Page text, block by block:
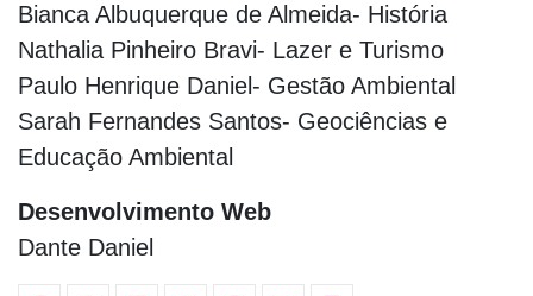
Bianca Albuquerque de Almeida- História
Nathalia Pinheiro Bravi- Lazer e Turismo
Paulo Henrique Daniel- Gestão Ambiental
Sarah Fernandes Santos- Geociências e
Educação Ambiental
Desenvolvimento Web
Dante Daniel